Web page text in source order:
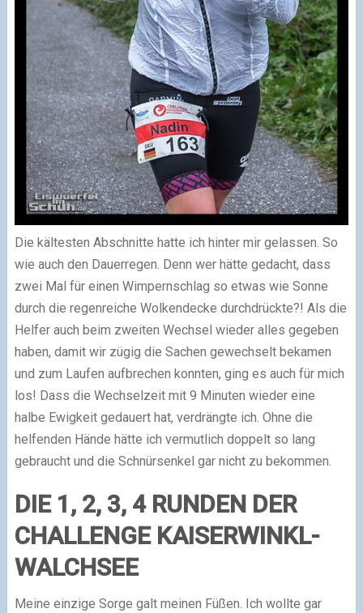
Die kältesten Abschnitte hatte ich hinter mir gelassen. So
wie auch den Dauerregen. Denn wer hätte gedacht, dass
zwei Mal für einen Wimpernschlag so etwas wie Sonne
durch die regenreiche Wolkendecke durchdrückte?! Als die
Helfer auch beim zweiten Wechsel wieder alles gegeben
haben, damit wir zügig die Sachen gewechselt bekamen
und zum Laufen aufbrechen konnten, ging es auch für mich
los! Dass die Wechselzeit mit 9 Minuten wieder eine
halbe Ewigkeit gedauert hat, verdrängte ich. Ohne die
helfenden Hände hätte ich vermutlich doppelt so lang
gebraucht und die Schnürsenkel gar nicht zu bekommen.
DIE 1, 2, 3, 4 RUNDEN DER
CHALLENGE KAISERWINKL-
WALCHSEE
Meine einzige Sorge galt meinen Füßen. Ich wollte gar